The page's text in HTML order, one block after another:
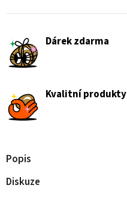
Dárek zdarma
Kvalitní produkty
Popis
Diskuze